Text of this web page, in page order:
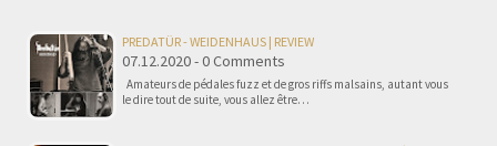
PREDATÜR - WEIDENHAUS | REVIEW
07.12.2020 - 0 Comments
Amateurs de pédales fuzz et de gros riffs malsains, autant vous
le dire tout de suite, vous allez être…